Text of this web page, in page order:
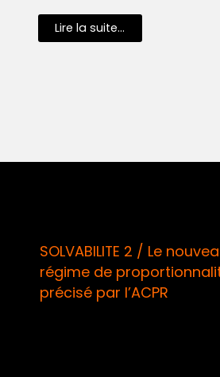
Lire la suite...
SOLVABILITE 2 / Le nouveau
régime de proportionnalité
précisé par l’ACPR